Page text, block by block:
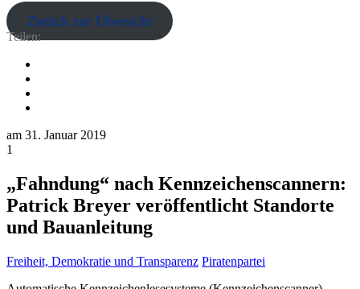
Zurück zur Übersicht
Teilen:
am 31. Januar 2019
1
„Fahndung“ nach Kennzeichenscannern:
Patrick Breyer veröffentlicht Standorte
und Bauanleitung
Freiheit, Demokratie und Transparenz Piratenpartei